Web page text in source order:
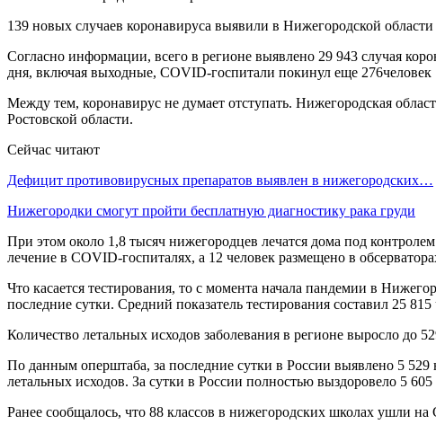
139 новых случаев коронавируса выявили в Нижегородской
Согласно информации, всего в регионе выявлено 29 943 случая
дня, включая выходные, COVID-госпитали покинул еще 276человек
Между тем, коронавирус не думает отступать. Нижегородская
Ростовской области.
Сейчас читают
Дефицит противовирусных препаратов выявлен в нижегородских…
Нижегородки смогут пройти бесплатную диагностику рака груди
При этом около 1,8 тысяч нижегородцев лечатся дома под
лечение в COVID-госпиталях, а 12 человек размещено в
Что касается тестирования, то с момента начала пандемии в
последние сутки. Средний показатель тестирования составил 25
Количество летальных исходов заболевания в регионе выросло до
По данным оперштаба, за последние сутки в России выявлено 5
летальных исходов. За сутки в России полностью выздоровело 5 605
Ранее сообщалось, что 88 классов в нижегородских школах ушли